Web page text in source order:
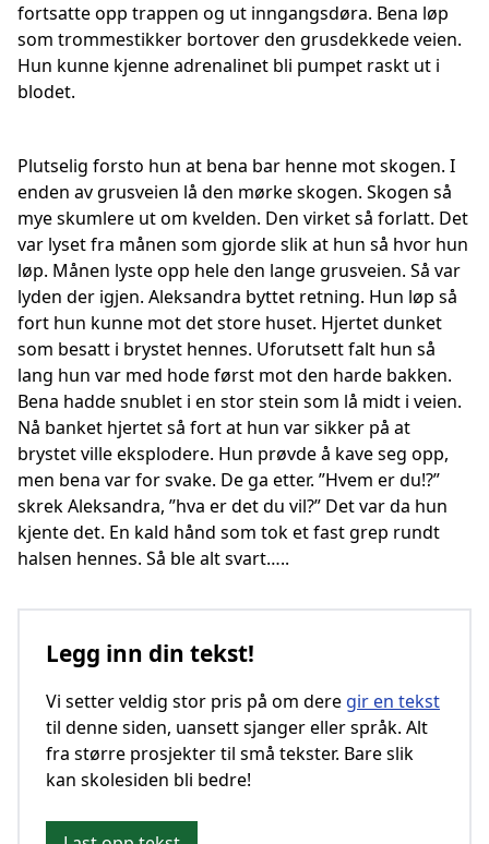
fortsatte opp trappen og ut inngangsdøra. Bena løp
som trommestikker bortover den grusdekkede veien.
Hun kunne kjenne adrenalinet bli pumpet raskt ut i
blodet.
Plutselig forsto hun at bena bar henne mot skogen. I
enden av grusveien lå den mørke skogen. Skogen så
mye skumlere ut om kvelden. Den virket så forlatt. Det
var lyset fra månen som gjorde slik at hun så hvor hun
løp. Månen lyste opp hele den lange grusveien. Så var
lyden der igjen. Aleksandra byttet retning. Hun løp så
fort hun kunne mot det store huset. Hjertet dunket
som besatt i brystet hennes. Uforutsett falt hun så
lang hun var med hode først mot den harde bakken.
Bena hadde snublet i en stor stein som lå midt i veien.
Nå banket hjertet så fort at hun var sikker på at
brystet ville eksplodere. Hun prøvde å kave seg opp,
men bena var for svake. De ga etter. ”Hvem er du!?”
skrek Aleksandra, ”hva er det du vil?” Det var da hun
kjente det. En kald hånd som tok et fast grep rundt
halsen hennes. Så ble alt svart…..
Legg inn din tekst!
Vi setter veldig stor pris på om dere gir en tekst
til denne siden, uansett sjanger eller språk. Alt
fra større prosjekter til små tekster. Bare slik
kan skolesiden bli bedre!